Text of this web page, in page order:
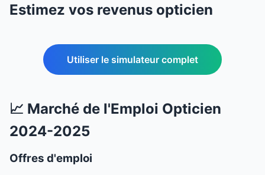
Estimez vos revenus opticien
Utiliser le simulateur complet
📈 Marché de l'Emploi Opticien
2024-2025
Offres d'emploi